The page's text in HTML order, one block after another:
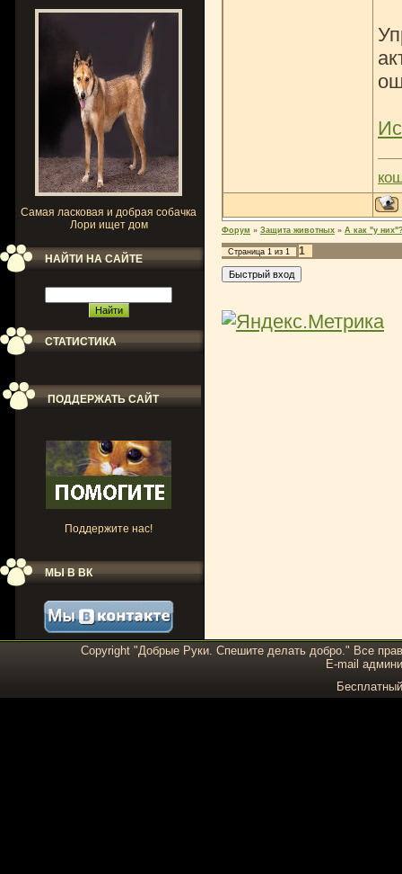
Самая ласковая и добрая собачка
Лори ищет дом
НАЙТИ НА САЙТЕ
СТАТИСТИКА
ПОДДЕРЖАТЬ САЙТ
Поддержите нас!
МЫ В ВК
Форум » Защита животных » А как "у
Страница 1 из 1 1
Copyright "Добрые Руки. Спешите делать добро." Все
E-mail